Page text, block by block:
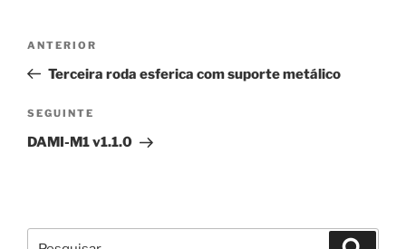
artigos
Conteúdo
anterior
ANTERIOR
Terceira roda esferica com suporte metálico
Conteúdo
seguinte
SEGUINTE
DAMI-M1 v1.1.0